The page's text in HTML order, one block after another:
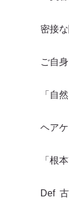
密接
ご自
「自
ヘア
「根
Def